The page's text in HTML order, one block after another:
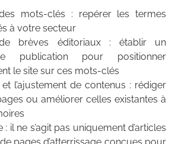
mots-clés : repérer les termes
à votre secteur
de brèves éditoriaux : établir un
publication pour positionner
le site sur ces mots-clés
l’ajustement de contenus : rédiger
ou améliorer celles existantes à
il ne s’agit pas uniquement d’articles